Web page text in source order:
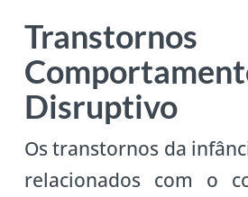
Disruptivo
Os transtornos da
relacionados com o